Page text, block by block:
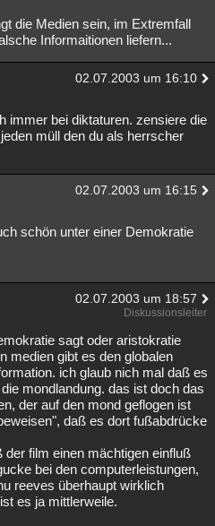
die Medien sein, im Extremfall
Informaitionen liefern...
02.07.2003 um 16:10
immer bei diktaturen. zensiere die
müll den du als herrscher
02.07.2003 um 16:15
schön unter einer Demokratie
02.07.2003 um 18:57
Diskussionsleiter
sagt oder aristokratie
medien gibt es den globalen
ich glaub nich mal daß es
mondlandung. das ist doch das
der auf den mond geflogen ist
daß es dort fußabdrücke
film einen mächtigen einfluß
bei den computerleistungen,
reeves überhaupt wirklich
es ja mittlerweile.